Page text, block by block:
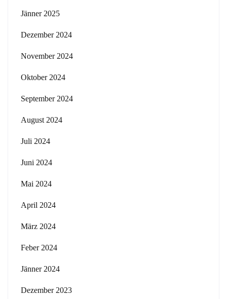
Jänner 2025
Dezember 2024
November 2024
Oktober 2024
September 2024
August 2024
Juli 2024
Juni 2024
Mai 2024
April 2024
März 2024
Feber 2024
Jänner 2024
Dezember 2023